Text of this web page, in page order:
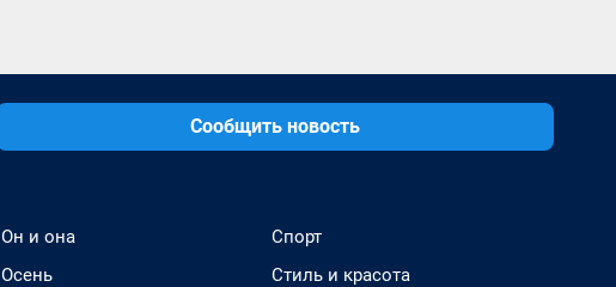
Сообщить новость
Он и она
Осень
Спорт
Стиль и красота